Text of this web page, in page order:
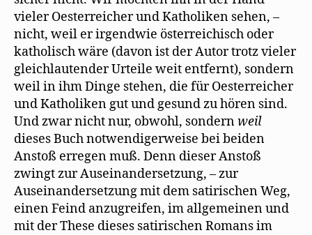
vieler Oesterreicher und Katholiken sehen, –
nicht, weil er irgendwie österreichisch oder
katholisch wäre (davon ist der Autor trotz vieler
gleichlautender Urteile weit entfernt), sondern
weil in ihm Dinge stehen, die für Oesterreicher
und Katholiken gut und gesund zu hören sind.
Und zwar nicht nur, obwohl, sondernweil
dieses Buch notwendigerweise bei beiden
Anstoß erregen muß. Denn dieser Anstoß
zwingt zur Auseinandersetzung, – zur
Auseinandersetzung mit dem satirischen Weg,
einen Feind anzugreifen, im allgemeinen und
mit der These dieses satirischen Romans im